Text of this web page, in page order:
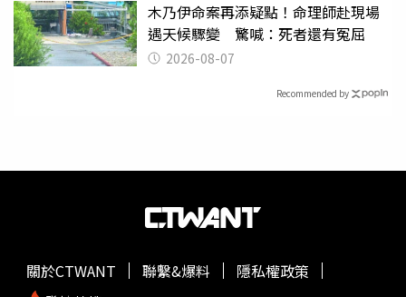
木乃伊命案再添疑點！命理師赴現場
遇天候驟變 驚喊：死者還有冤屈
2026-08-07
Recommended by
關於CTWANT 聯繫&爆料
隱私權政策